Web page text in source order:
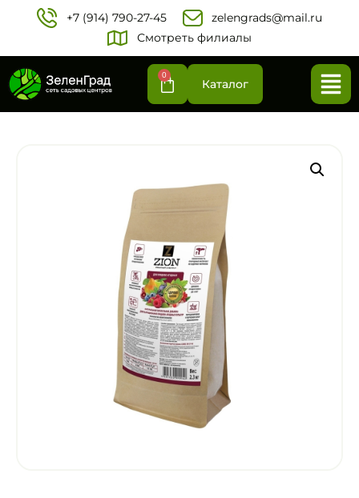
+7 (914) 790-27-45‬
zelengrads@mail.ru
Смотреть филиалы
0
Каталог